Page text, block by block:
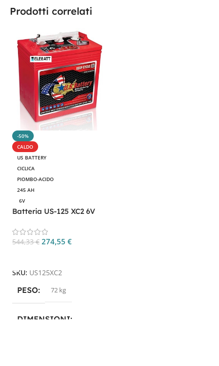
Prodotti correlati
-50%
CALDO
US BATTERY
CICLICA
PIOMBO-ACIDO
245 AH
6V
Batteria US-125 XC2 6V
544,33€ 274,55 €
SKU: US125XC2
PESO 72 kg
DIMENSIONI